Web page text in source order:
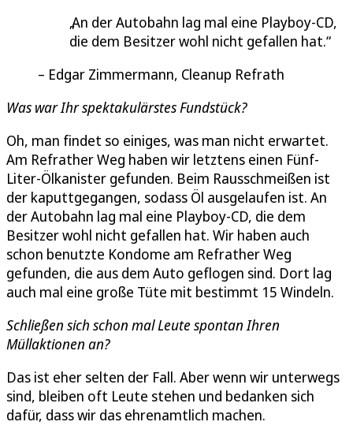
An der Autobahn lag mal eine Playboy-CD,
die dem Besitzer wohl nicht gefallen hat.
Edgar Zimmermann, Cleanup Refrath
Was war Ihr spektakulärstes Fundstück?
Oh, man findet so einiges, was man nicht erwartet.
Am Refrather Weg haben wir letztens einen Fünf-
Liter-Ölkanister gefunden. Beim Rausschmeißen ist
der kaputtgegangen, sodass Öl ausgelaufen ist. An
der Autobahn lag mal eine Playboy-CD, die dem
Besitzer wohl nicht gefallen hat. Wir haben auch
schon benutzte Kondome am Refrather Weg
gefunden, die aus dem Auto geflogen sind. Dort lag
auch mal eine große Tüte mit bestimmt 15 Windeln.
Schließen sich schon mal Leute spontan Ihren
Müllaktionen an?
Das ist eher selten der Fall. Aber wenn wir unterwegs
sind, bleiben oft Leute stehen und bedanken sich
dafür, dass wir das ehrenamtlich machen.